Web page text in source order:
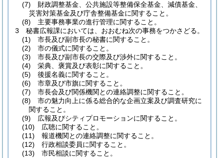
(7)
財政調整基金、公共施設等整備保全基金、減債基金、
災害対策基金及び庁舎整備基金に関すること。
(8)
主要事務事業の進行管理に関すること。
3
秘書広報課においては、おおむね次の事務をつかさどる。
(1)
市長及び副市長の秘書に関すること。
(2)
市の儀式に関すること。
(3)
市長及び副市長の交際及び渉外に関すること。
(4)
栄典、褒賞及び表彰に関すること。
(5)
後援名義に関すること。
(6)
市章及び市旗に関すること。
(7)
市長会及び関係機関との連絡調整に関すること。
(8)
市の魅力向上に係る総合的な企画立案及び調査研究に
関すること。
(9)
広報及びシティプロモーションに関すること。
(10)
広聴に関すること。
(11)
報道機関との連絡調整に関すること。
(12)
行政相談委員に関すること。
(13)
市民相談に関すること。